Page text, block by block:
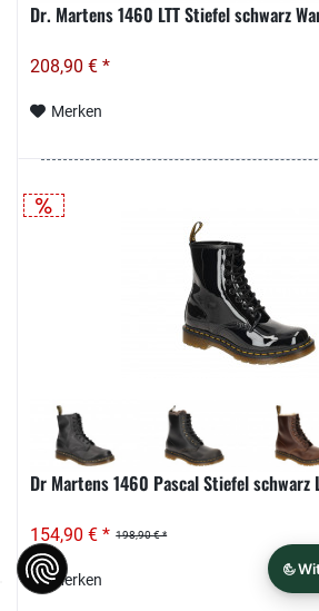
Dr. Martens 1460 LTT Stiefel schwarz
208,90 € *
Merken
Dr Martens 1460 Pascal Stiefel schwarz
198,90 € *
154,90 € *
Merken